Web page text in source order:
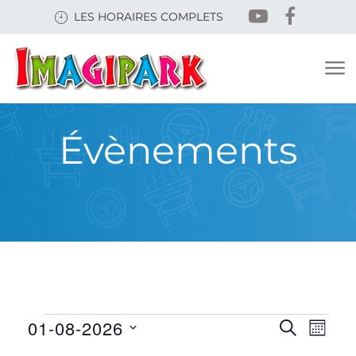
content
LES HORAIRES COMPLETS
Évènements
ÉVÈNEMENTS
ET
RECHERCHE
DE
MOIS
01-08-2026